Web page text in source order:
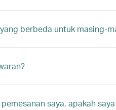
berbeda untuk masing-
saya, apakah